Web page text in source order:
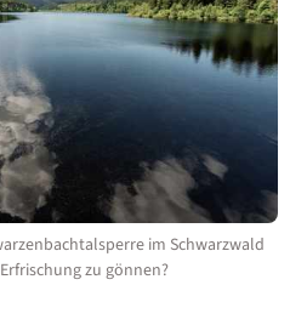
im Schwarzwald
zu gönnen?